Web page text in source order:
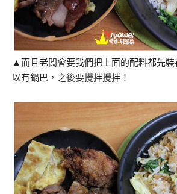
▲而且老闆會要我們把上面的配料都先裝
以有鍋巴，之後要攪拌攪拌！